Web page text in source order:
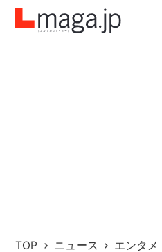
TOP ニュース エンタメ